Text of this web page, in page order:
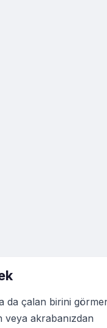
da çalan birini
akrabanızdan